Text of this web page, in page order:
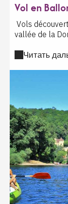
Vol en
Vols
vallée de la
découvrez les
à Saint
Hauts de
Fabrice ou
embarqueront
passagers
inoubliable
environ dont 1
le terrain
d'envol.
une
ou téléphone
proposé
réunies. Vols
Читать